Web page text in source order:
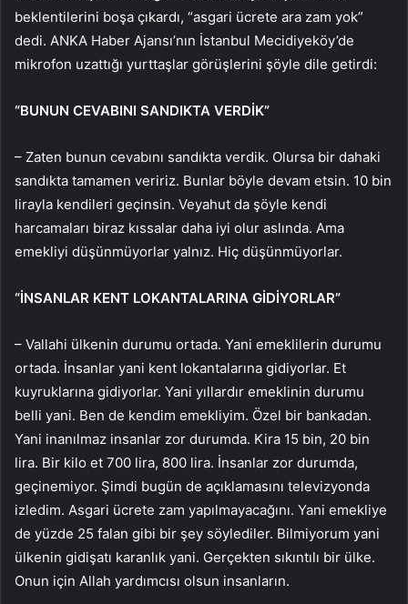
beklentilerini boşa çıkardı, “asgari ücrete ara zam yok”
dedi. ANKA Haber Ajansı’nın İstanbul Mecidiyeköy’de
mikrofon uzattığı yurttaşlar görüşlerini şöyle dile getirdi:
“BUNUN CEVABINI SANDIKTA VERDİK”
– Zaten bunun cevabını sandıkta verdik. Olursa bir dahaki
sandıkta tamamen veririz. Bunlar böyle devam etsin. 10 bin
lirayla kendileri geçinsin. Veyahut da şöyle kendi
harcamaları biraz kıssalar daha iyi olur aslında. Ama
emekliyi düşünmüyorlar yalnız. Hiç düşünmüyorlar.
“İNSANLAR KENT LOKANTALARINA GİDİYORLAR”
– Vallahi ülkenin durumu ortada. Yani emeklilerin durumu
ortada. İnsanlar yani kent lokantalarına gidiyorlar. Et
kuyruklarına gidiyorlar. Yani yıllardır emeklinin durumu
belli yani. Ben de kendim emekliyim. Özel bir bankadan.
Yani inanılmaz insanlar zor durumda. Kira 15 bin, 20 bin
lira. Bir kilo et 700 lira, 800 lira. İnsanlar zor durumda,
geçinemiyor. Şimdi bugün de açıklamasını televizyonda
izledim. Asgari ücrete zam yapılmayacağını. Yani emekliye
de yüzde 25 falan gibi bir şey söylediler. Bilmiyorum yani
ülkenin gidişatı karanlık yani. Gerçekten sıkıntılı bir ülke.
Onun için Allah yardımcısı olsun insanların.